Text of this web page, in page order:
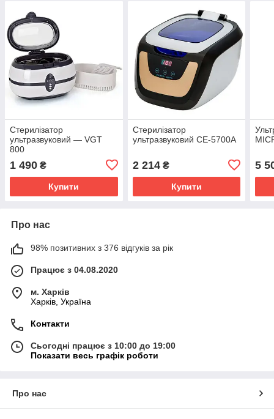
Стерилізатор
ультразвуковий — VGT
800
1 490 ₴
Купити
Стерилізатор
ультразвуковий CE-5700A
2 214₴
Купити
5
Про нас
98% позитивних з 376 відгуків за рік
Працює з 04.08.2020
м. Харків
Харків, Україна
Контакти
Сьогодні працює з 10:00 до 19:00
Показати весь графік роботи
Про нас